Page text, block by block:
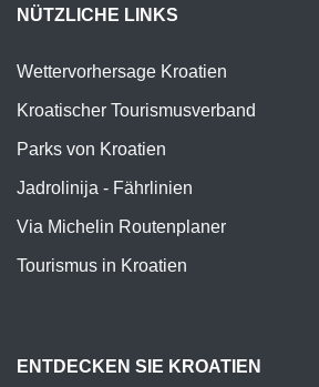
NÜTZLICHE LINKS
Wettervorhersage Kroatien
Kroatischer Tourismusverband
Parks von Kroatien
Jadrolinija - Fährlinien
Via Michelin Routenplaner
Tourismus in Kroatien
ENTDECKEN SIE KROATIEN